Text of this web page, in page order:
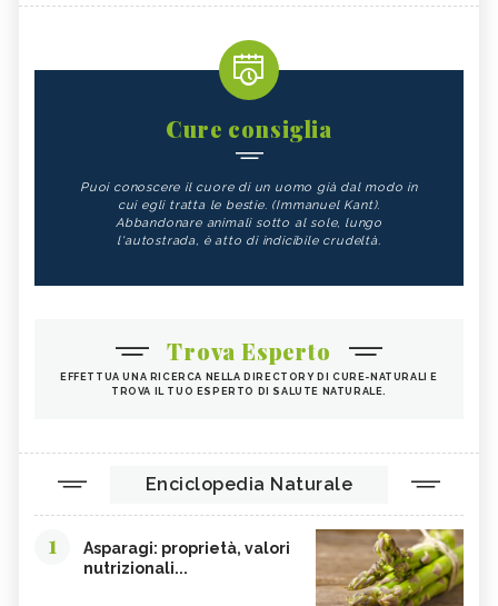
Cure consiglia
Puoi conoscere il cuore di un uomo già dal modo in
cui egli tratta le bestie. (Immanuel Kant).
Abbandonare animali sotto al sole, lungo
l'autostrada, è atto di indicibile crudeltà.
Trova Esperto
EFFETTUA UNA RICERCA NELLA DIRECTORY DI CURE-NATURALI E
TROVA IL TUO ESPERTO DI SALUTE NATURALE.
Enciclopedia Naturale
1
Asparagi: proprietà, valori
nutrizionali...